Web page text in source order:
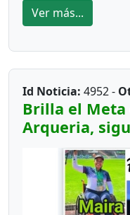
Bochinche No. 1*
Lo hizo el señor
de la Paz FIFA, a
abrir otra
*Bochinche #2*
Aún debe muchas
dueños del
salida o expulsión
Adulkadir Artan, a
Ver más...
Id Noticia: 4952 -
Brilla el Meta
Arqueria,